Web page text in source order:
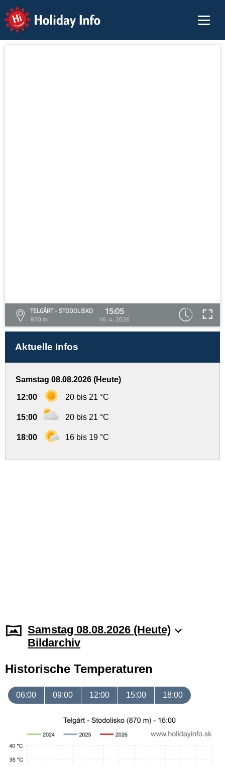
Holiday Info
TELGÁRT - STODOLISKO
870 m
15:05
16. 4. 2026
Aktuelle Infos
Samstag 08.08.2026 (Heute)
12:00 20 bis 21 °C
15:00 20 bis 21 °C
18:00 16 bis 19 °C
Samstag 08.08.2026 (Heute)
Bildarchiv
Historische Temperaturen
06:00 09:00 12:00 15:00 18:00